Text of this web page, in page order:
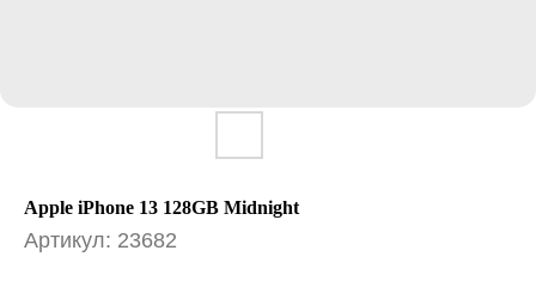
Apple iPhone 13 128GB Midnight
Артикул: 23682